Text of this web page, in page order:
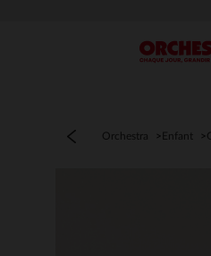
Menu
Orchestra Enfant